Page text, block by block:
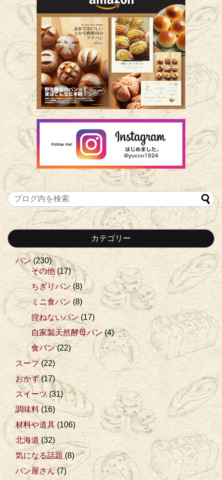
カテゴリー
パン(230)
その他(17)
ちぎりパン (8)
ミニ食パン (8)
捏ねないパン(17)
自家製天然酵母パン(4)
食パン(22)
スープ(22)
おかず(17)
スイーツ(31)
調味料 (16)
材料や道具(106)
北海道(32)
気になる話題 (8)
パン屋さん(7)